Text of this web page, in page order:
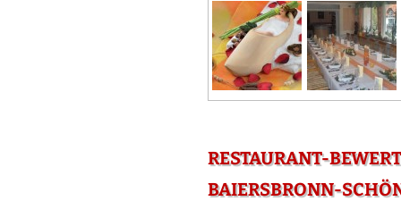
RESTAURANT-
BAIERSBRONN-